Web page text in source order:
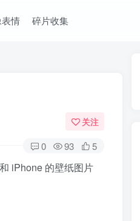
情 碎片收集
关注
0 93 5
iPhone 的壁纸图片